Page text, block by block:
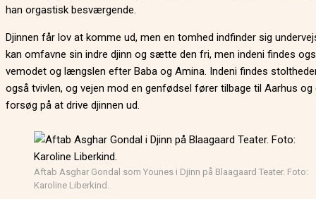
han orgastisk besværgende.
Djinnen får lov at komme ud, men en tomhed indfinder sig
kan omfavne sin indre djinn og sætte den fri, men indeni findes
vemodet og længslen efter Baba og Amina. Indeni findes
også tvivlen, og vejen mod en genfødsel fører tilbage til Aarhus og
forsøg på at drive djinnen ud.
Aftab Asghar Gondal som Younes i Djinn på Blaagaard Teater. Foto:
Karoline Liberkind.